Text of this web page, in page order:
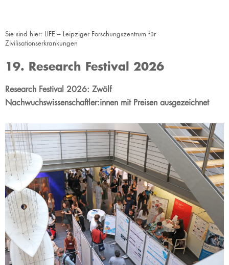
Sie sind hier: LIFE – Leipziger Forschungszentrum für
Zivilisationserkrankungen
19. Research Festival 2026
Research Festival 2026: Zwölf
Nachwuchswissenschaftler:innen mit Preisen ausgezeichnet